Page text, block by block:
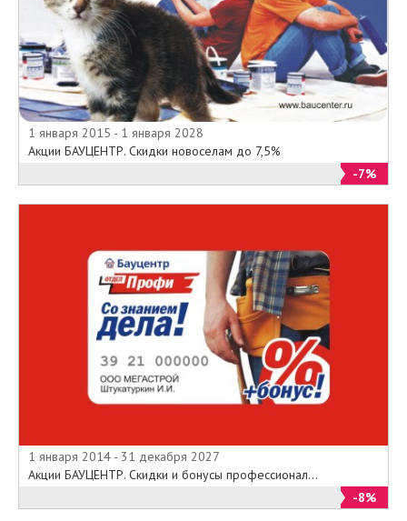
1 января 2015 - 1 января 2028
Акции БАУЦЕНТР. Скидки новоселам до 7,5%
-7%
1 января 2014 - 31 декабря 2027
Акции БАУЦЕНТР. Скидки и бонусы профессионал...
-8%